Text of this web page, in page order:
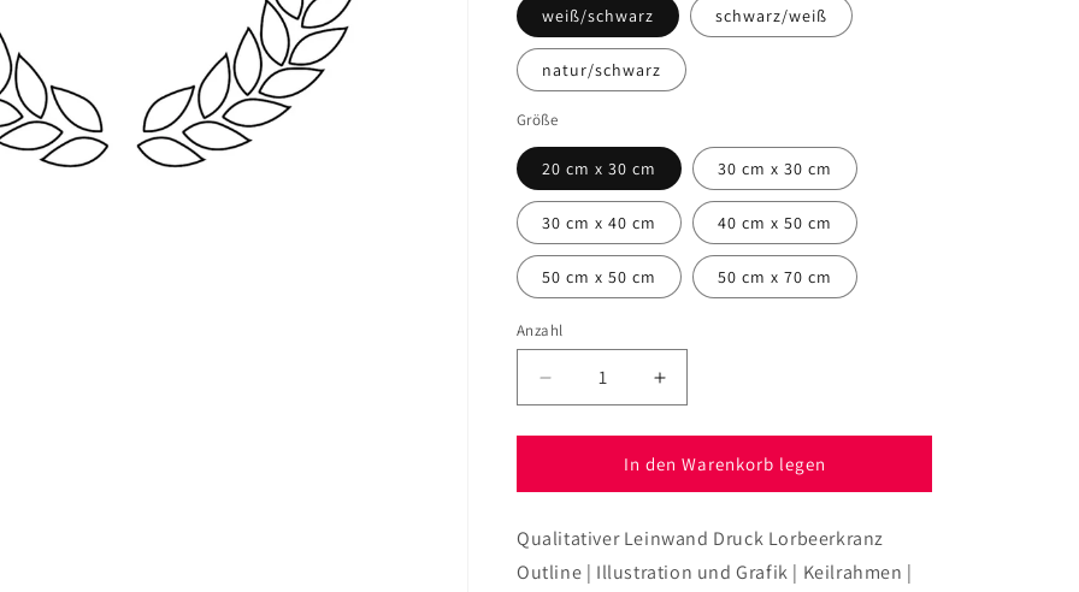
weiß/schwarz schwarz/weiß
natur/schwarz
Größe
20 cm x 30 cm 30 cm x 30 cm
30 cm x 40 cm 40 cm x 50 cm
50 cm x 50 cm 50 cm x 70 cm
Anzahl
Verringere
die
Menge
Leinwand
Outline
Erhöhe
die
Menge
für
Leinwand
Outline
In den Warenkorb legen
Qualitativer Leinwand Druck Lorbeerkranz
Outline | Illustration und Grafik | Keilrahmen |